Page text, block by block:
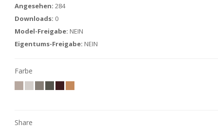
Angesehen: 284
Downloads: 0
Model-Freigabe: NEIN
Eigentums-Freigabe: NEIN
Farbe
Share